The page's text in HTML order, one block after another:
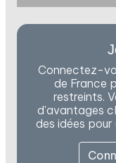
Connectez-
de France
restreints.
d'avantages
des idées